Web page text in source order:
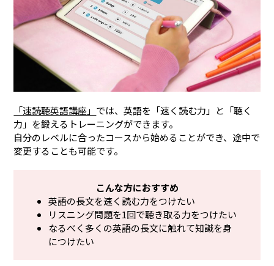
「速読聴英語講座」 では、英語を「速く読む力」と「聴く
力」を鍛えるトレーニングができます。
自分のレベルに合ったコースから始めることができ、途中で
変更することも可能です。
こんな方におすすめ
英語の長文を速く読む力をつけたい
リスニング問題を1回で聴き取る力をつけたい
なるべく多くの英語の長文に触れて知識を身
につけたい